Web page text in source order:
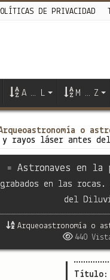
DE PRIVACIDAD
A … L M … Z
o
y rayos láser antes
= Astronaves en
en las
del
Arqueoastronomía o
440